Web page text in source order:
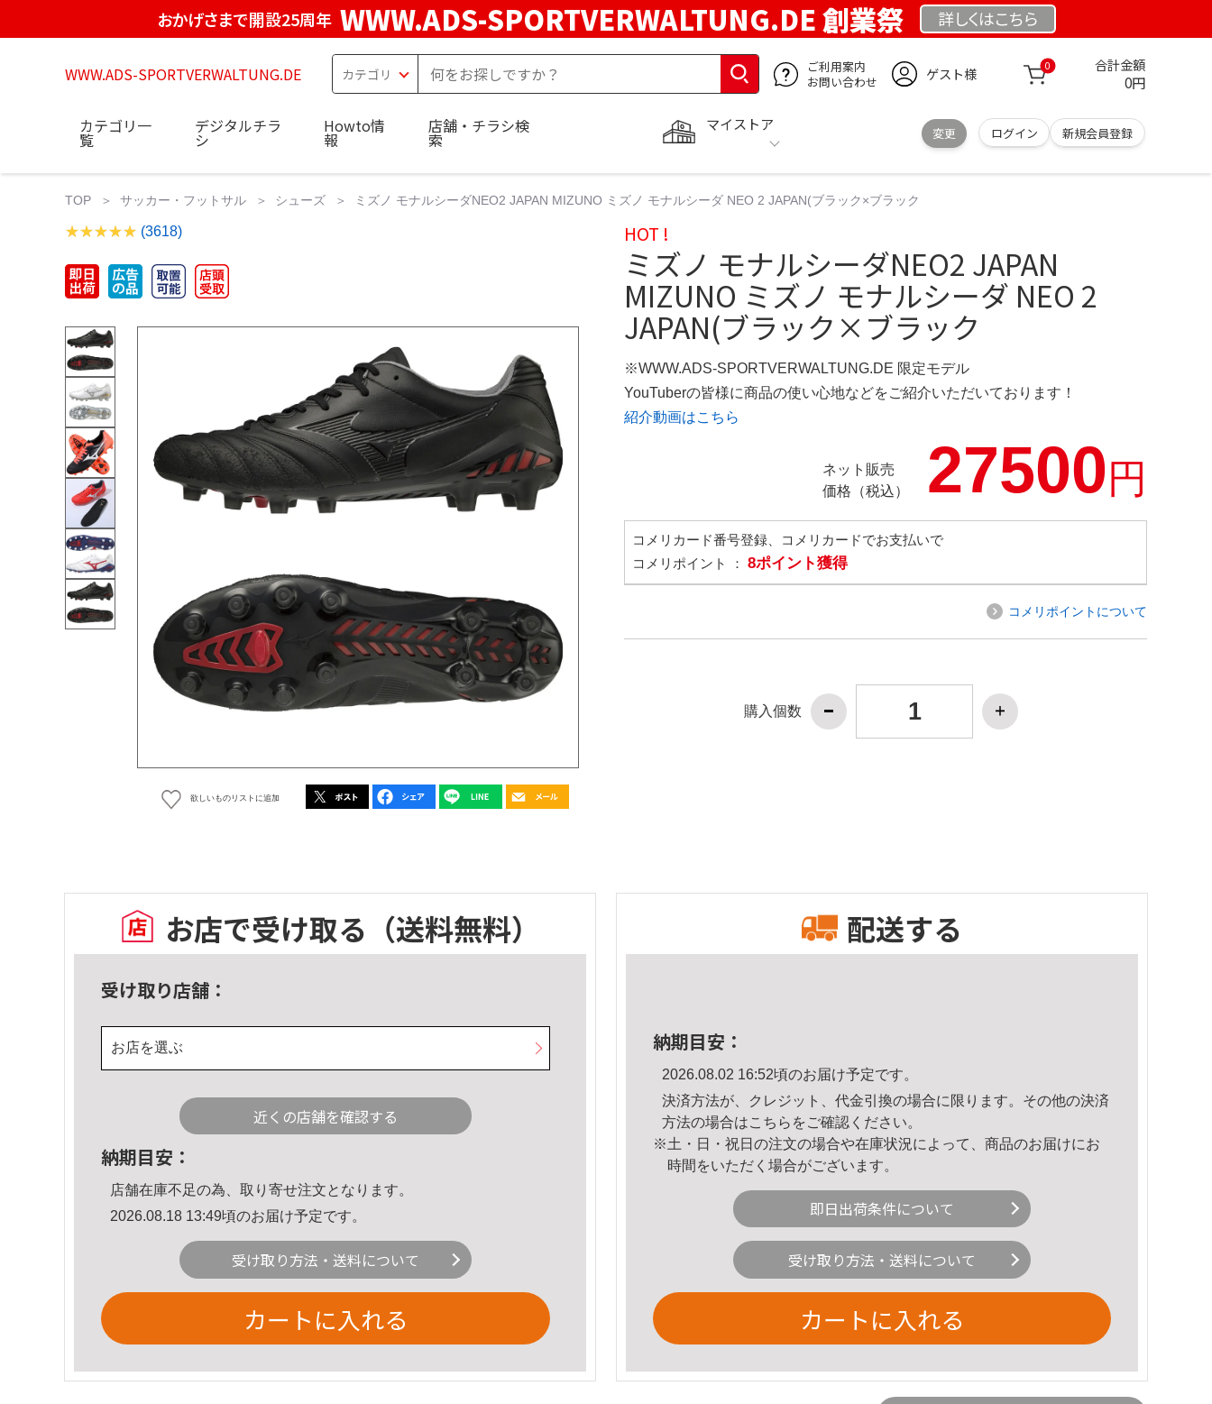
おかげさまで開設25周年 WWW.ADS-SPORTVERWALTUNG.DE 創業祭 詳しくはこちら
WWW.ADS-SPORTVERWALTUNG.DE
ご利用案内
お問い合わせ
ゲスト様 0 合計金額
0円
マイストア
変更 ログイン 新規会員登録
カテゴリ一
覧
デジタルチラ
シ
Howto情
報
店舗・チラシ検
索
TOP サッカー・フットサル シューズ ミズノ モナルシーダNEO2 JAPAN MIZUNO ミズノ モナルシーダ NEO 2 JAPAN(ブラック×ブラック
(3618)
欲しいものリストに追加
HOT !
ミズノ モナルシーダNEO2 JAPAN
MIZUNO ミズノ モナルシーダ NEO 2
JAPAN(ブラック×ブラック
※WWW.ADS-SPORTVERWALTUNG.DE 限定モデル
YouTuberの皆様に商品の使い心地などをご紹介いただいております！
紹介動画はこちら
ネット販売
価格（税込）
27500円
コメリカード番号登録、コメリカードでお支払いで
コメリポイント ： 8ポイント獲得
コメリポイントについて
購入個数
お店で受け取る （送料無料）
受け取り店舗：
お店を選ぶ
近くの店舗を確認する
納期目安：
店舗在庫不足の為、取り寄せ注文となります。
2026.08.18 13:49頃のお届け予定です。
受け取り方法・送料について
カートに入れる
配送する
納期目安：
2026.08.02 16:52頃のお届け予定です。
決済方法が、クレジット、代金引換の場合に限ります。その他の決済
方法の場合はこちら をご確認ください。
※土・日・祝日の注文の場合や在庫状況によって、商品のお届けにお
時間をいただく場合がございます。
即日出荷条件について
受け取り方法・送料について
カートに入れる